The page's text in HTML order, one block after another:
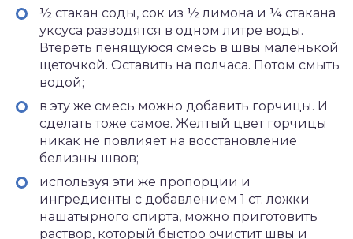
½ стакан соды, сок из ½ лимона и ¼ стакана
уксуса разводятся в одном литре воды.
Втереть пенящуюся смесь в швы маленькой
щеточкой. Оставить на полчаса. Потом смыть
водой;
в эту же смесь можно добавить горчицы. И
сделать тоже самое. Желтый цвет горчицы
никак не повлияет на восстановление
белизны швов;
используя эти же пропорции и
ингредиенты с добавлением 1 ст. ложки
нашатырного спирта, можно приготовить
раствор, который быстро очистит швы и